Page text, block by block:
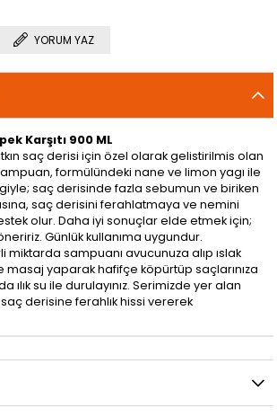
YORUM YAZ
Karşıtı 900 ML
saç derisi için özel olarak gelistirilmis olan
formülündeki nane ve limon yagı ile
saç derisinde fazla sebumun ve biriken
saç derisini ferahlatmaya ve nemini
olur. Daha iyi sonuçlar elde etmek için;
Günlük kullanıma uygundur.
miktarda sampuanı avucunuza alıp ıslak
yaparak hafifçe köpürtüp saçlarınıza
ılık su ile durulayınız. Serimizde yer alan
saç derisine ferahlık hissi vererek